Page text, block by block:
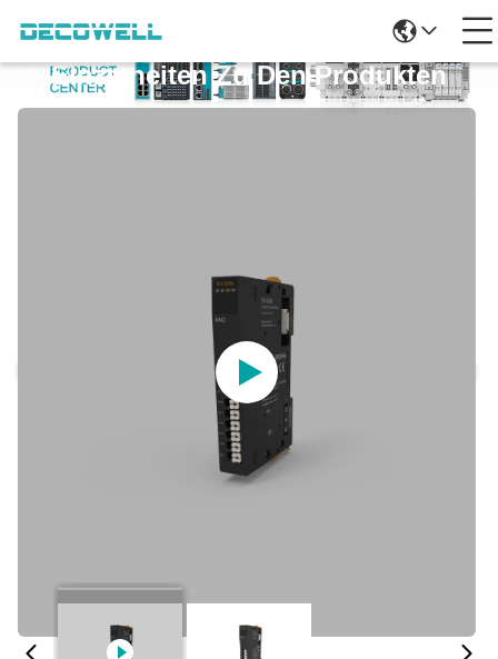
Einzelheiten Zu Den Produkten